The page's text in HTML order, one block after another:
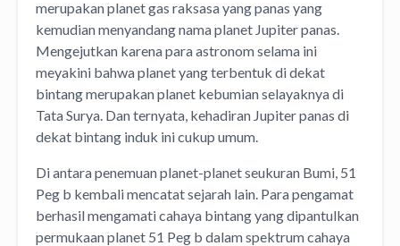
merupakan planet gas raksasa yang panas yang
kemudian menyandang nama planet Jupiter panas.
Mengejutkan karena para astronom selama ini
meyakini bahwa planet yang terbentuk di dekat
bintang merupakan planet kebumian selayaknya di
Tata Surya. Dan ternyata, kehadiran Jupiter panas di
dekat bintang induk ini cukup umum.
Di antara penemuan planet-planet seukuran Bumi, 51
Peg b kembali mencatat sejarah lain. Para pengamat
berhasil mengamati cahaya bintang yang dipantulkan
permukaan planet 51 Peg b dalam spektrum cahaya